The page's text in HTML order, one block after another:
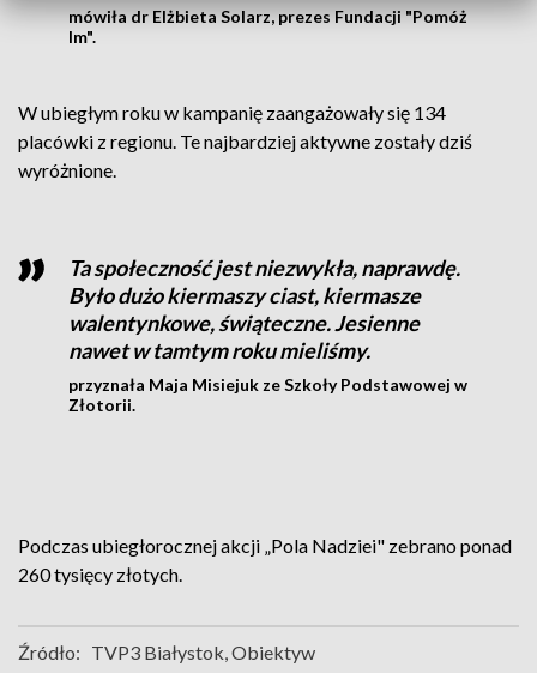
mówiła dr Elżbieta Solarz, prezes Fundacji "Pomóż
Im".
W ubiegłym roku w kampanię zaangażowały się 134
placówki z regionu. Te najbardziej aktywne zostały dziś
wyróżnione.
Ta społeczność jest niezwykła, naprawdę.
Było dużo kiermaszy ciast, kiermasze
walentynkowe, świąteczne. Jesienne
nawet w tamtym roku mieliśmy.
przyznała Maja Misiejuk ze Szkoły Podstawowej w
Złotorii.
Podczas ubiegłorocznej akcji „Pola Nadziei" zebrano ponad
260 tysięcy złotych.
Źródło: TVP3 Białystok, Obiektyw